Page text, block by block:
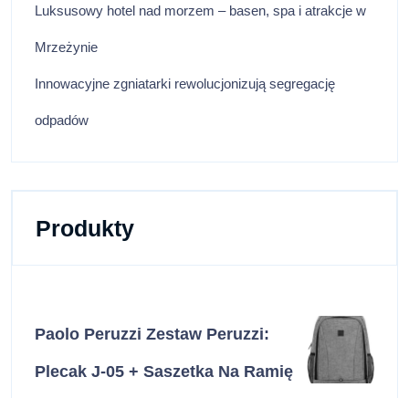
Luksusowy hotel nad morzem – basen, spa i atrakcje w
Mrzeżynie
Innowacyjne zgniatarki rewolucjonizują segregację
odpadów
Produkty
Paolo Peruzzi Zestaw Peruzzi:
Plecak J-05 + Saszetka Na Ramię